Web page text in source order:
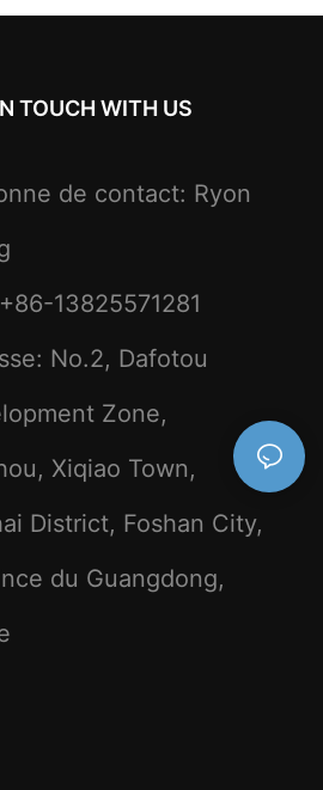
TOUCH WITH US
de contact: Ryon
13825571281
No.2, Dafotou
Zone,
Xiqiao Town,
District, Foshan City,
du Guangdong,